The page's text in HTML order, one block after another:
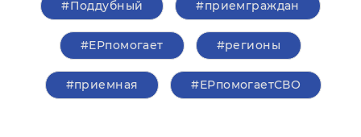
#Поддубный #приемграждан
#ЕРпомогает #регионы
#приемная #ЕРпомогаетСВО